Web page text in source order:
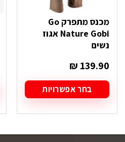
מכנס מתפרק Go
Nature Gobi אגוז
נשים
₪ 139.90
בחר אפשרויות
זה